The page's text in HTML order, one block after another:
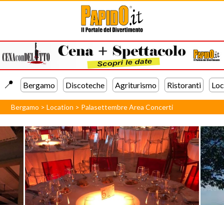
📍️ Bergamo Discoteche Agriturismo Ristoranti
Bergamo >Location > Palasettembre Area Concerti